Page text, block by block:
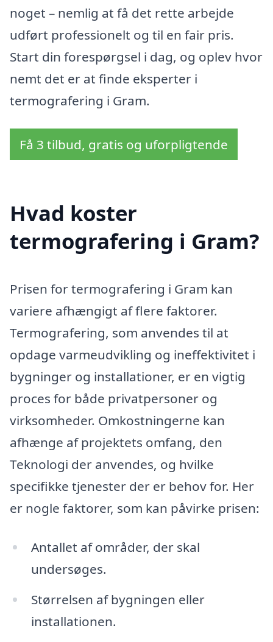
noget – nemlig at få det rette arbejde
udført professionelt og til en fair pris.
Start din forespørgsel i dag, og oplev hvor
nemt det er at finde eksperter i
termografering i Gram.
Få 3 tilbud, gratis og uforpligtende
Hvad koster
termografering i Gram?
Prisen for termografering i Gram kan
variere afhængigt af flere faktorer.
Termografering, som anvendes til at
opdage varmeudvikling og ineffektivitet i
bygninger og installationer, er en vigtig
proces for både privatpersoner og
virksomheder. Omkostningerne kan
afhænge af projektets omfang, den
Teknologi der anvendes, og hvilke
specifikke tjenester der er behov for. Her
er nogle faktorer, som kan påvirke prisen:
Antallet af områder, der skal
undersøges.
Størrelsen af bygningen eller
installationen.